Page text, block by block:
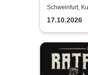
Schweinfurt,
Schweinfurt
17.10.2026